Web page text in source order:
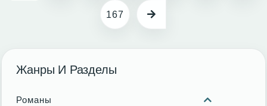
167
Жанры И Разделы
Романы